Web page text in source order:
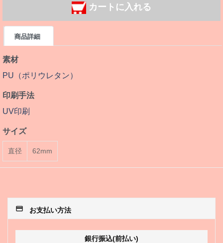
カートに入れる
商品詳細
素材
PU（ポリウレタン）
印刷手法
UV印刷
サイズ
直径 62mm
payment お支払い方法
銀行振込(前払い)